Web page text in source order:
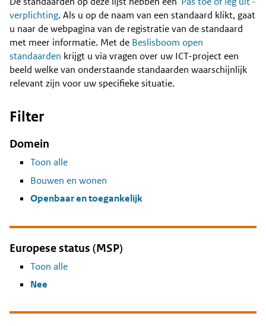
Content
verplichting. Als u op de naam van een standaard klikt, gaat
u naar de webpagina van de registratie van de standaard
met meer informatie. Met de Beslisboom open
standaarden krijgt u via vragen over uw ICT-project een
beeld welke van onderstaande standaarden waarschijnlijk
relevant zijn voor uw specifieke situatie.
Filter
Domein
Toon alle
Bouwen en wonen
Openbaar en toegankelijk
Europese status (MSP)
Toon alle
Nee